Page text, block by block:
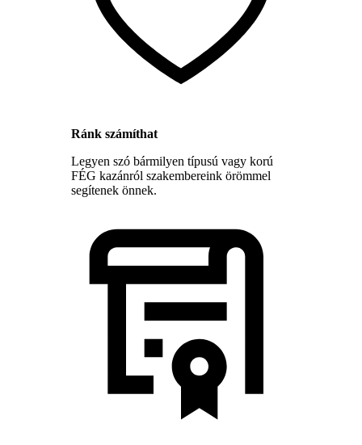
Ránk számíthat
Legyen szó bármilyen típusú vagy korú
FÉG kazánról szakembereink örömmel
segítenek önnek.